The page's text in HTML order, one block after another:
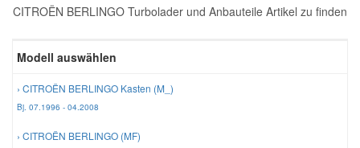
CITROËN BERLINGO Turbolader und Anbauteile Artikel zu finden
Modell auswählen
› CITROËN BERLINGO Kasten (M_)
Bj. 07.1996 - 04.2008
› CITROËN BERLINGO (MF)
Winter-Autozubehör